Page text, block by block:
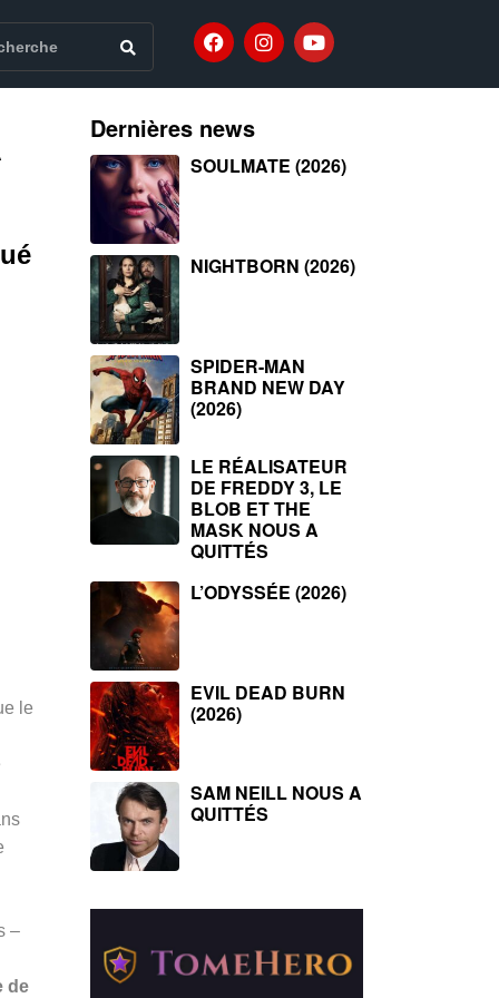
le
–
de
Dernières news
SOULMATE (2026)
NIGHTBORN (2026)
SPIDER-MAN
BRAND NEW DAY
(2026)
LE RÉALISATEUR
DE FREDDY 3, LE
BLOB ET THE
MASK NOUS A
QUITTÉS
L’ODYSSÉE (2026)
EVIL DEAD BURN
(2026)
SAM NEILL NOUS A
QUITTÉS